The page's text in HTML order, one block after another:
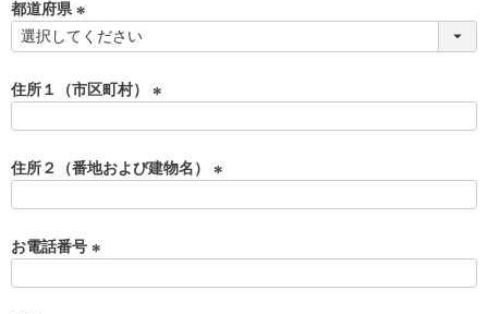
須
)
都道府県
(
須
)
住所１（市区町村）
須
住所２（番地および建物名）
お電話番号